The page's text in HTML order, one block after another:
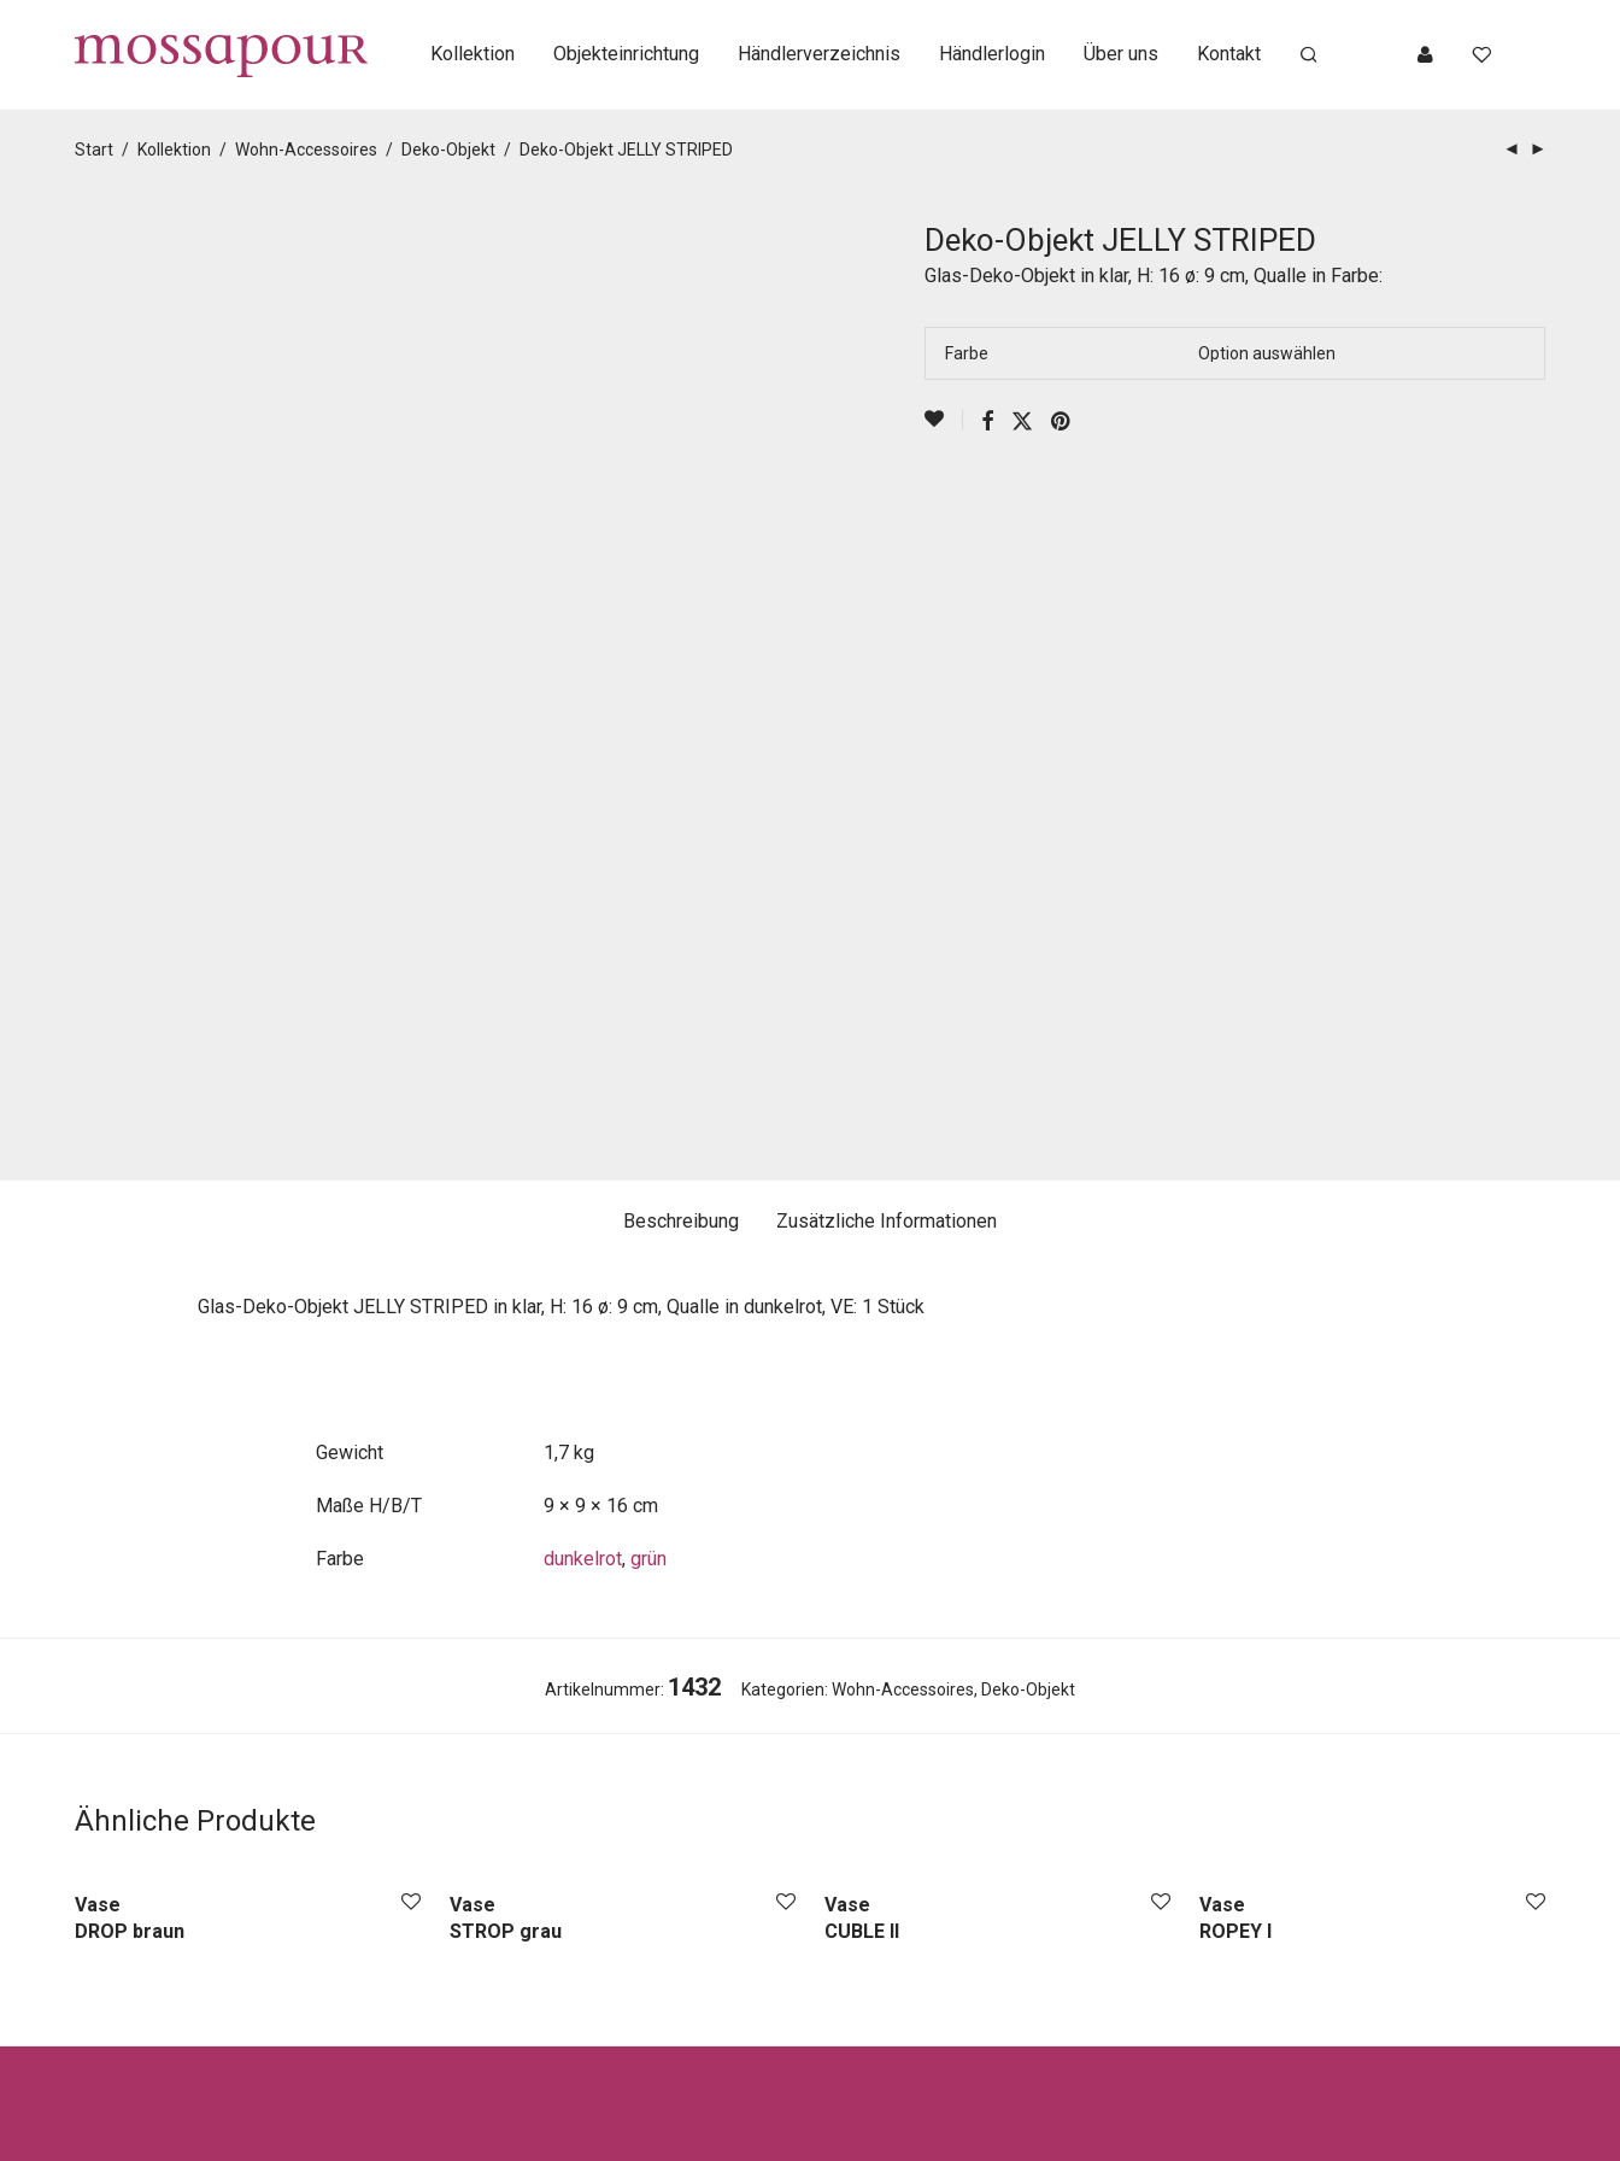
Kollektion Objekteinrichtung Händlerverzeichnis Händlerlogin Über uns Kontakt
Start / Kollektion / Wohn-Accessoires / Deko-Objekt / Deko-Objekt JELLY STRIPED
Deko-Objekt JELLY STRIPED
Glas-Deko-Objekt in klar, H: 16 ø: 9 cm, Qualle in Farbe:
Farbe
Beschreibung Zusätzliche Informationen
Glas-Deko-Objekt JELLY STRIPED in klar, H: 16 ø: 9 cm, Qualle in dunkelrot, VE: 1 Stück
Gewicht 1,7 kg
Maße 9 × 9 × 16 cm
Farbe dunkelrot, grün
Artikelnummer: 1432 Kategorien: Wohn-Accessoires, Deko-Objekt
Ähnliche Produkte
Vase
DROP braun
Vase
STROP grau
Vase
CUBLE II
Vase
ROPEY I